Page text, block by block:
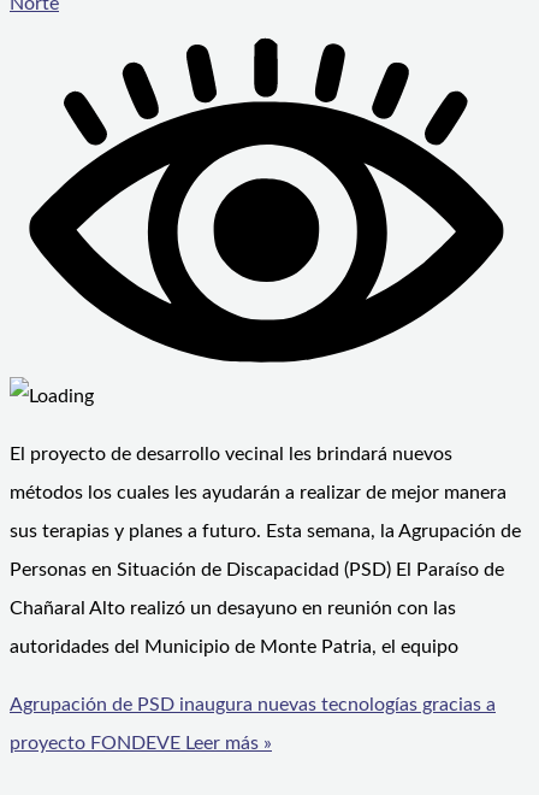
El proyecto de desarrollo vecinal les brindará nuevos
métodos los cuales les ayudarán a realizar de mejor manera
sus terapias y planes a futuro. Esta semana, la Agrupación de
Personas en Situación de Discapacidad (PSD) El Paraíso de
Chañaral Alto realizó un desayuno en reunión con las
autoridades del Municipio de Monte Patria, el equipo
Agrupación de PSD inaugura nuevas tecnologías gracias a
proyecto FONDEVE Leer más »